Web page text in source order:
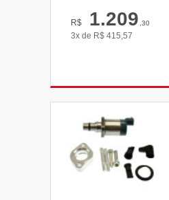
R$ 1.209,30
3x de R$ 415,57